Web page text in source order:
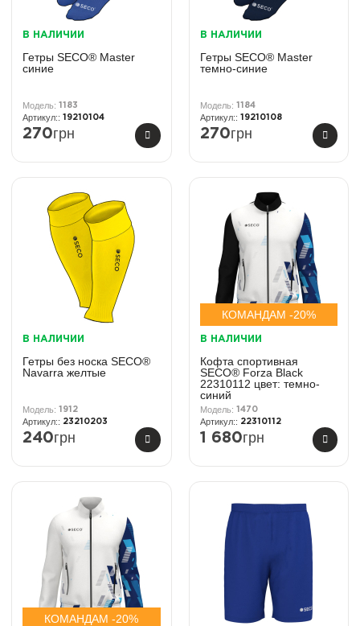
В НАЛИЧИИ
Гетры SECO® Master
синие
1183
19210104
270грн
В НАЛИЧИИ
Гетры SECO® Master
темно-синие
1184
19210108
270грн
В НАЛИЧИИ
Гетры без носка SECO®
Navarra желтые
1912
23210203
240грн
КОМАНДАМ -20%
В НАЛИЧИИ
Кофта спортивная
SECO® Forza Black
22310112 цвет: темно-
синий
1470
22310112
1 680грн
КОМАНДАМ -20%